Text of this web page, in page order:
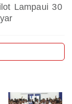
Lampaui 30